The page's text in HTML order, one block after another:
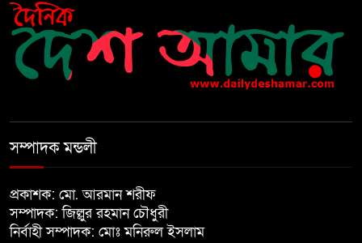
নির্বাচনের আগেই ফিরতে মরিয়া
‘পলাতক শক্তি’
খালেদা জিয়ার শারীরিক অবস্থা এখনো
অনিশ্চিত
সম্পাদক মন্ডলী
প্রকাশক: মো. আরমান শরীফ
সম্পাদক: জিল্লুর রহমান চৌধুরী
নির্বাহী সম্পাদক: মোঃ মনিরুল ইসলাম